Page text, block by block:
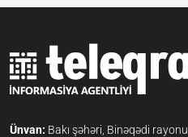
Ünvan: Bakı şəhəri, Binəqədi rayonu,